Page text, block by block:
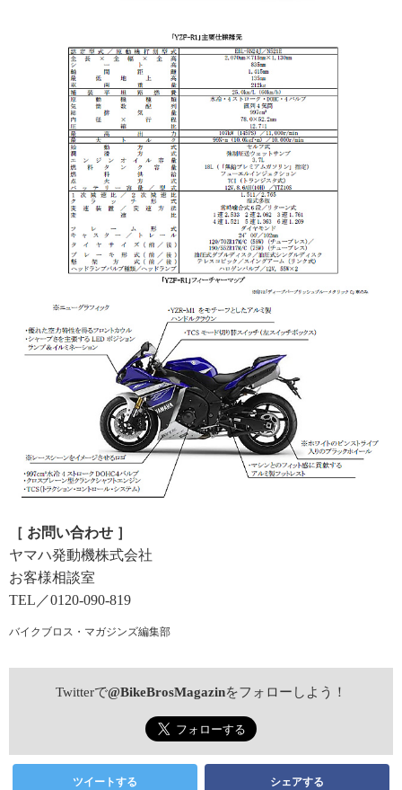
［ お問い合わせ ］
ヤマハ発動機株式会社
お客様相談室
TEL／0120-090-819
バイクブロス・マガジンズ編集部
Twitterで@BikeBrosMagazinをフォローしよう！
ツイートする シェアする